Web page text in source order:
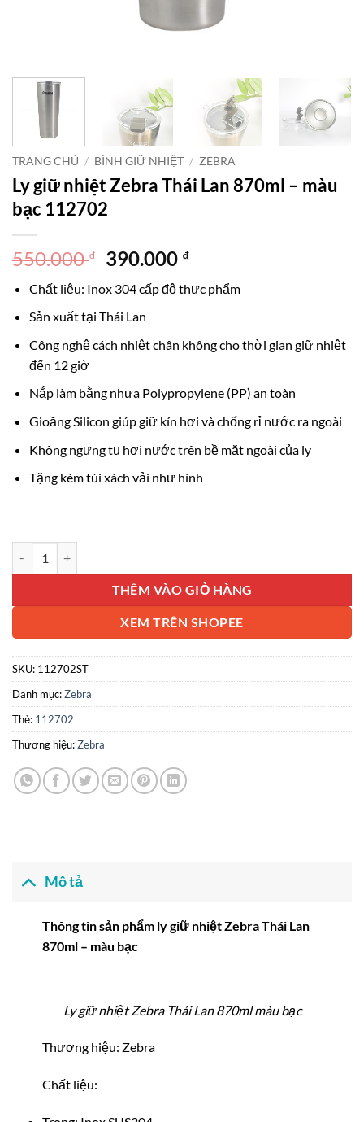
TRANG CHỦ / BÌNH GIỮ NHIỆT / ZEBRA
Ly giữ nhiệt Zebra Thái Lan 870ml – màu
bạc 112702
550.000₫
Giá
là:
550.000 ₫.
390.000 ₫Giá
tại
390.000 ₫.
Chất liệu: Inox 304 cấp độ thực phẩm
Sản xuất tại Thái Lan
Công nghệ cách nhiệt chân không cho thời gian giữ nhiệt
đến 12 giờ
Nắp làm bằng nhựa Polypropylene (PP) an toàn
Gioăng Silicon giúp giữ kín hơi và chống rỉ nước ra ngoài
Không ngưng tụ hơi nước trên bề mặt ngoài của ly
Tặng kèm túi xách vải như hình
THÊM VÀO GIỎ HÀNG
XEM TRÊN SHOPEE
SKU: 112702ST
Danh mục:Zebra
Thẻ: 112702
Thương hiệu:Zebra
Mô tả
Thông tin sản phẩm ly giữ nhiệt Zebra Thái Lan
870ml – màu bạc
Ly giữ nhiệt Zebra Thái Lan 870ml màu bạc
Thương hiệu: Zebra
Chất liệu: